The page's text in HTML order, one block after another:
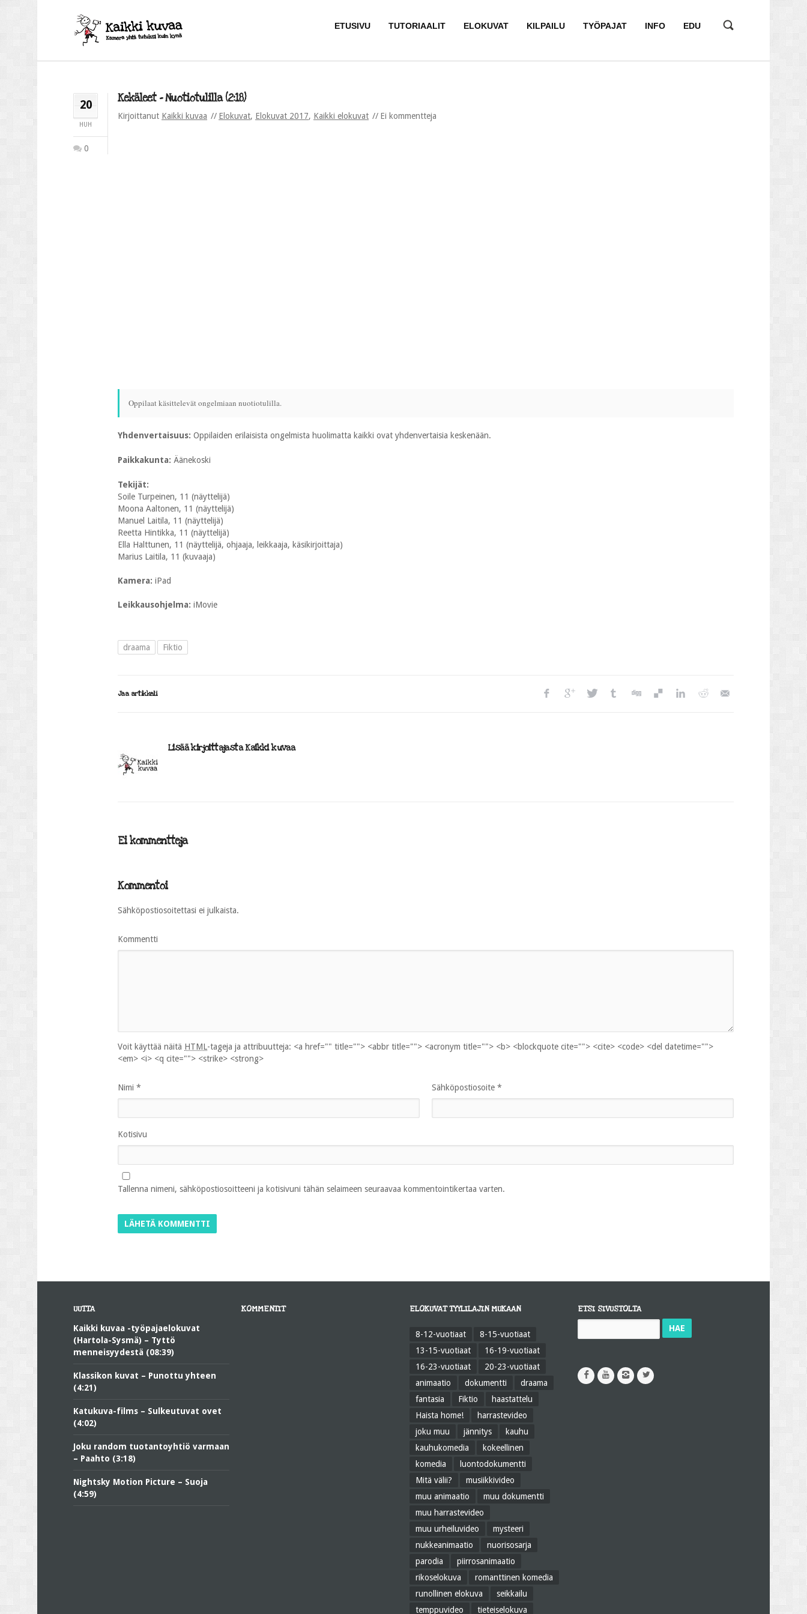
ETUSIVU TUTORIAALIT ELOKUVAT KILPAILU TYÖPAJAT INFO EDU
20
HUH
0
Kekäleet – Nuotiotulilla (2:18)
Kirjoittanut Kaikki kuvaa Elokuvat, Elokuvat 2017, Kaikki elokuvat Ei kommentteja
Oppilaat käsittelevät ongelmiaan nuotiotulilla.
Yhdenvertaisuus: Oppilaiden erilaisista ongelmista huolimatta kaikki ovat yhdenvertaisia keskenään.
Paikkakunta: Äänekoski
Tekijät:
Soile Turpeinen, 11 (näyttelijä)
Moona Aaltonen, 11 (näyttelijä)
Manuel Laitila, 11 (näyttelijä)
Reetta Hintikka, 11 (näyttelijä)
Ella Halttunen, 11 (näyttelijä, ohjaaja, leikkaaja, käsikirjoittaja)
Marius Laitila, 11 (kuvaaja)
Kamera: iPad
Leikkausohjelma: iMovie
draama Fiktio
Jaa artikkeli
Lisää kirjoittajasta Kaikki kuvaa
Ei kommentteja
Kommentoi
Sähköpostiosoitettasi ei julkaista.
Kommentti
Voit käyttää näitä HTML-tageja ja attribuutteja: <a href="" title=""> <abbr title=""> <acronym title=""> <b> <blockquote cite=""> <cite> <code> <del datetime="">
<em> <i> <q cite=""> <strike> <strong>
Nimi * Sähköpostiosoite *
Kotisivu
Tallenna nimeni, sähköpostiosoitteeni ja kotisivuni tähän selaimeen seuraavaa kommentointikertaa varten.
UUTTA
Kaikki kuvaa -työpajaelokuvat
(Hartola-Sysmä) – Tyttö
menneisyydestä (08:39)
Klassikon kuvat – Punottu yhteen
(4:21)
Katukuva-films – Sulkeutuvat ovet
(4:02)
Joku random tuotantoyhtiö varmaan
– Paahto (3:18)
Nightsky Motion Picture – Suoja
(4:59)
KOMMENTIT ELOKUVAT TYYLILAJIN MUKAAN
8-12-vuotiaat
8-15-vuotiaat
13-15-vuotiaat
16-19-vuotiaat
16-23-vuotiaat
20-23-vuotiaat
animaatio
dokumentti
draama
fantasia
Fiktio
haastattelu
Haista home!
harrastevideo
joku muu
jännitys
kauhu
kauhukomedia
kokeellinen
komedia
luontodokumentti
Mitä välii?
musiikkivideo
muu animaatio
muu dokumentti
muu harrastevideo
muu urheiluvideo
mysteeri
nukkeanimaatio
nuorisosarja
parodia
piirrosanimaatio
rikoselokuva
romanttinen komedia
runollinen elokuva
seikkailu
temppuvideo
tieteiselokuva
ETSI SIVUSTOLTA